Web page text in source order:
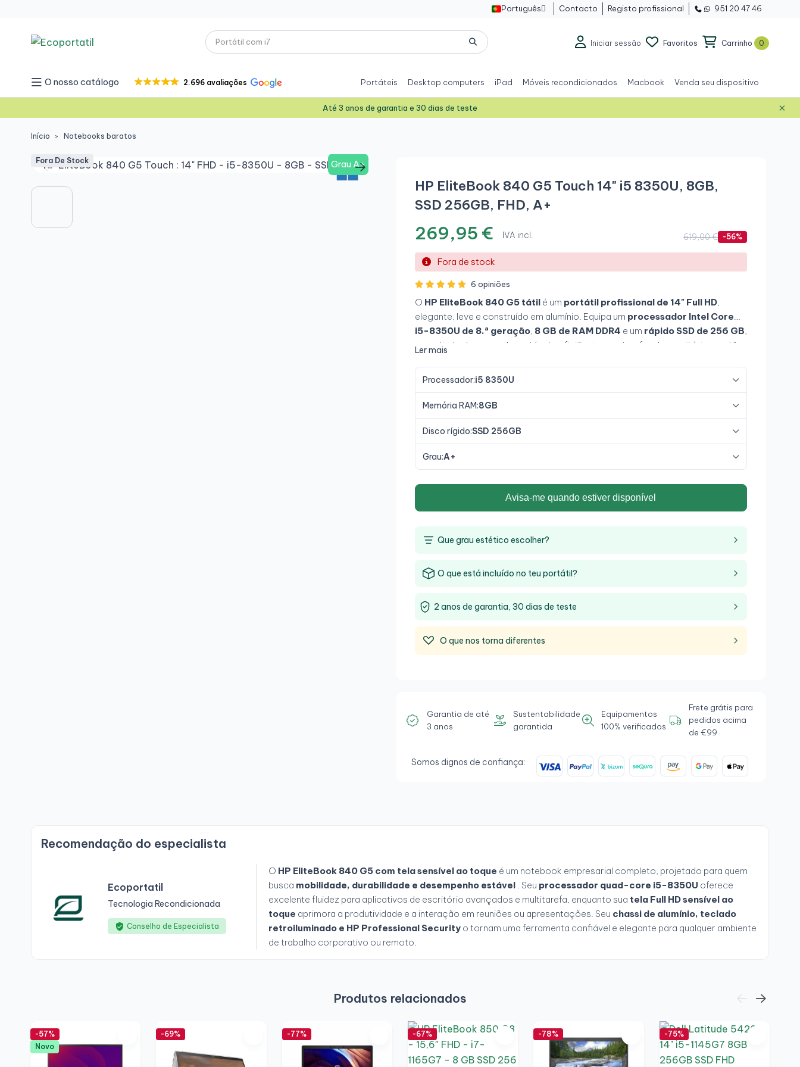
Português  Contacto Registo profissional 951 20 47 46
Iniciar sessão Favoritos Carrinho 0
O nosso catálogo 2.696 avaliações Portáteis Desktop computers iPad Móveis recondicionados Macbook Venda seu dispositivo
Até 3 anos de garantia e 30 dias de teste ×
Início Notebooks baratos
Grau A+
Fora De Stock
HP EliteBook 840 G5 Touch 14" i5 8350U, 8GB,
SSD 256GB, FHD, A+
269,95 € IVA incl. 619,00 € -56%
Fora de stock
6 opiniões
O HP EliteBook 840 G5 tátilé um portátil profissional de 14" Full HD,
elegante, leve e construído em alumínio. Equipa um processador Intel Core
i5-8350U de 8.ª geração, 8 GB de RAM DDR4 e um rápido SSD de 256 GB,
garantindo desempenho estável e eficiência para tarefas de escritório, gestão
premium tornam-no num equipamento ideal para profissionais que procuram
Ler mais
Processador:i5 8350U
Memória RAM:8GB
Disco rígido:SSD 256GB
Grau:A+
Avisa-me quando estiver disponível
Que grau estético escolher?
O que está incluído no teu portátil?
2 anos de garantia, 30 dias de teste
O que nos torna diferentes
Garantia de até
3 anos
Sustentabilidade
garantida
Equipamentos
100% verificados
Frete grátis para
pedidos acima
de €99
Somos dignos de confiança:
Recomendação do especialista
Ecoportatil
Tecnologia Recondicionada
Conselho de Especialista
O HP EliteBook 840 G5 com tela sensível ao toque é um notebook empresarial completo, projetado para quem
busca mobilidade, durabilidade e desempenho estável. Seu processador quad-core i5-8350U oferece
excelente fluidez para aplicativos de escritório avançados e multitarefa, enquanto sua tela Full HD sensível ao
toque aprimora a produtividade e a interação em reuniões ou apresentações. Seu chassi de alumínio, teclado
retroiluminado e HP Professional Securityo tornam uma ferramenta confiável e elegante para qualquer ambiente
de trabalho corporativo ou remoto.
Produtos relacionados
-57%
Novo
-69% -77% -67% -78% -75%